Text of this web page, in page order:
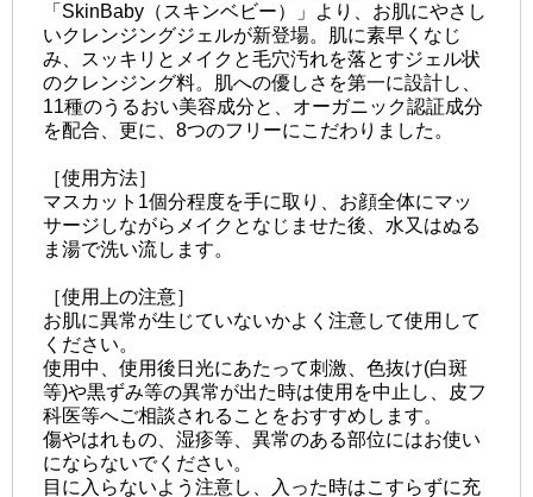
「SkinBaby（スキンベビー）」より、お肌にやさし
いクレンジングジェルが新登場。肌に素早くなじ
み、スッキリとメイクと毛穴汚れを落とすジェル状
のクレンジング料。肌への優しさを第一に設計し、
11種のうるおい美容成分と、オーガニック認証成分
を配合、更に、8つのフリーにこだわりました。
［使用方法］
マスカット1個分程度を手に取り、お顔全体にマッ
サージしながらメイクとなじませた後、水又はぬる
ま湯で洗い流します。
［使用上の注意］
お肌に異常が生じていないかよく注意して使用して
ください。
使用中、使用後日光にあたって刺激、色抜け(白斑
等)や黒ずみ等の異常が出た時は使用を中止し、皮フ
科医等へご相談されることをおすすめします。
傷やはれもの、湿疹等、異常のある部位にはお使い
にならないでください。
目に入らないよう注意し、入った時はこすらずに充